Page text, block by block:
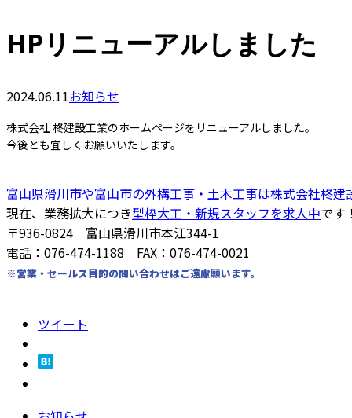
HPリニューアルしました
2024.06.11お知らせ
株式会社 柊建設工業のホームページをリニューアルしました。
今後とも宜しくお願いいたします。
────────────────────────
富山県滑川市や富山市の外構工事・土木工事は株式会社柊建
現在、業務拡大につき型枠大工・新規スタッフを求人中です！
〒936-0824 富山県滑川市本江344-1
電話：076-474-1188 FAX：076-474-0021
※営業・セールス目的の問い合わせはご遠慮願います。
────────────────────────
ツイート